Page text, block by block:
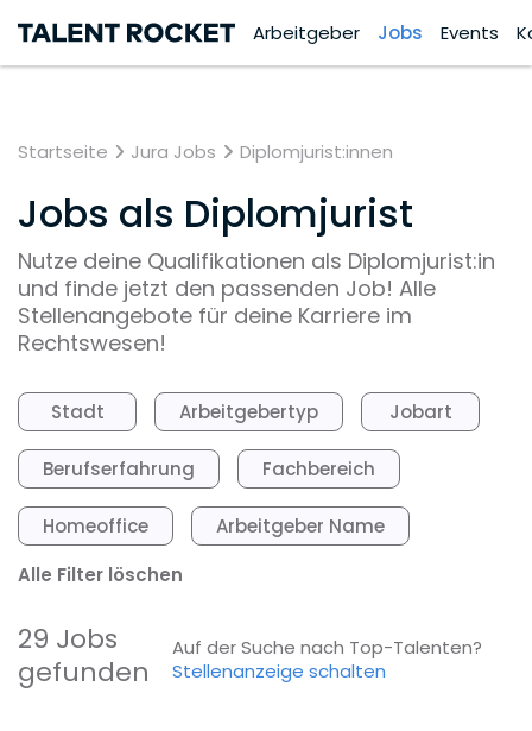
Arbeitgeber Jobs Events
Startseite Jura Jobs Diplomjurist:innen
Jobs als Diplomjurist
Nutze deine Qualifikationen als Diplomjurist:in
und finde jetzt den passenden Job! Alle
Stellenangebote für deine Karriere im
Rechtswesen!
Stadt Arbeitgebertyp Jobart
Berufserfahrung Fachbereich
Homeoffice
Arbeitgeber Name
Alle Filter löschen
29 Jobs
gefunden
Auf der Suche nach Top-Talenten?
Stellenanzeige schalten